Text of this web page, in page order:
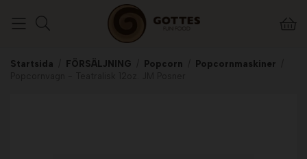
Startsida FÖRSÄLJNING Popcorn Popcornmaskiner